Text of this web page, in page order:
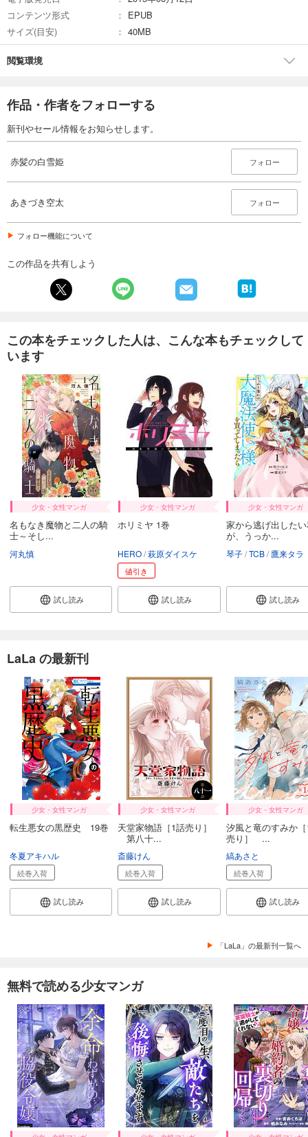
コンテンツ形式
EPUB
サイズ(目安)
40MB
閲覧環境
作品・作者をフォローする
新刊やセール情報をお知らせします。
赤髪の白雪姫 フォロー
あきづき空太 フォロー
フォロー機能について
この作品を共有しよう
この本をチェックした人は、こんな本もチェックして
います
少女・女性マンガ
名もなき魔物と二人の騎
士～そし...
河丸慎
試し読み
少女・女性マンガ
ホリミヤ 1巻
HERO 萩原ダイスケ
値引き
試し読み
少女・女性マンガ
家から逃げ出した
が、うっか...
琴子 TCB 鷹来タラ
試し読み
LaLa の最新刊
少女・女性マンガ
転生悪女の黒歴史 19巻
冬夏アキハル
続巻入荷
試し読み
少女・女性マンガ
天堂家物語［1話売り］
第八十...
斎藤けん
続巻入荷
試し読み
少女・女性マンガ
汐風と竜のすみか
売り］ ...
縞あさと
続巻入荷
試し読み
「LaLa」の最新刊一覧へ
無料で読める少女マンガ